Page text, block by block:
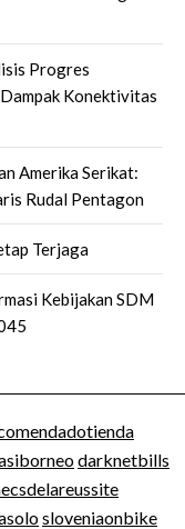
Progres
Konektivitas
Amerika Serikat:
Rudal Pentagon
Terjaga
Kebijakan SDM
darknetbills
sloveniaonbike